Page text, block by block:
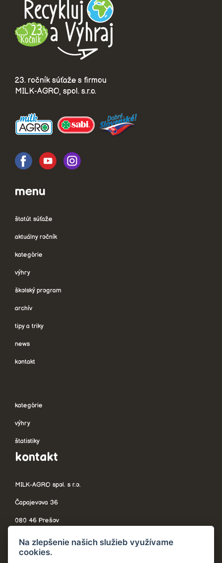
23. ročník súťaže s firmou
MILK-AGRO, spol. s.r.o.
menu
štatút súťaže
aktuálny ročník
kategórie
výhry
školský program
archív
tipy a triky
news
kontakt
kategórie
výhry
štatistiky
kontakt
MILK-AGRO spol. s r.o.
Čapajevova 36
080 46 Prešov
Slovensko
Na zlepšenie našich služieb využívame
cookies.